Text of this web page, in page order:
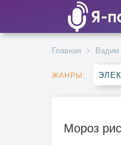
Главная Вадим
ЖАНРЫ:
Мороз